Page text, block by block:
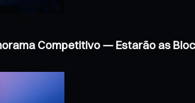
Competitivo — Estarão as